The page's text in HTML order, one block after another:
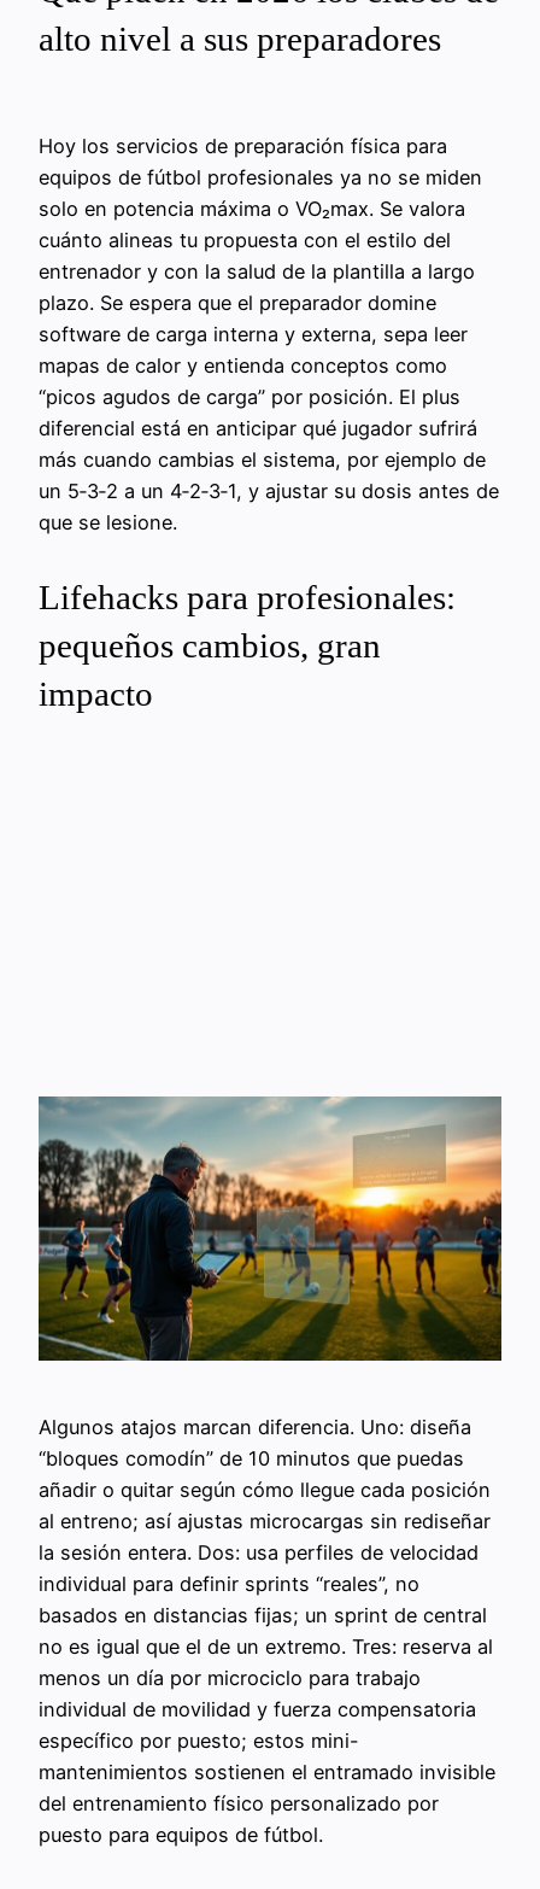
alto nivel a sus preparadores
Hoy los servicios de preparación física para
equipos de fútbol profesionales ya no se miden
solo en potencia máxima o VO₂max. Se valora
cuánto alineas tu propuesta con el estilo del
entrenador y con la salud de la plantilla a largo
plazo. Se espera que el preparador domine
software de carga interna y externa, sepa leer
mapas de calor y entienda conceptos como
“picos agudos de carga” por posición. El plus
diferencial está en anticipar qué jugador sufrirá
más cuando cambias el sistema, por ejemplo de
un 5‑3‑2 a un 4‑2‑3‑1, y ajustar su dosis antes de
que se lesione.
Lifehacks para profesionales:
pequeños cambios, gran
impacto
Algunos atajos marcan diferencia. Uno: diseña
“bloques comodín” de 10 minutos que puedas
añadir o quitar según cómo llegue cada posición
al entreno; así ajustas microcargas sin rediseñar
la sesión entera. Dos: usa perfiles de velocidad
individual para definir sprints “reales”, no
basados en distancias fijas; un sprint de central
no es igual que el de un extremo. Tres: reserva al
menos un día por microciclo para trabajo
individual de movilidad y fuerza compensatoria
específico por puesto; estos mini-
mantenimientos sostienen el entramado invisible
del entrenamiento físico personalizado por
puesto para equipos de fútbol.